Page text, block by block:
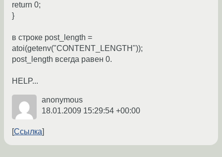
return 0;
}
в строке post_length =
atoi(getenv("CONTENT_LENGTH"));
post_length всегда равен 0.
HELP...
anonymous
18.01.2009 15:29:54 +00:00
Ссылка